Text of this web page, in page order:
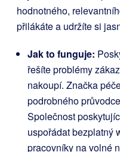
hodnotného,
přilákáte a udržíte si
Jak to funguje:
řešíte problémy
nakoupí. Značka
podrobného
Společnost
uspořádat bezplatný
pracovníky na volné